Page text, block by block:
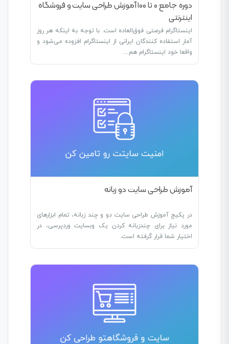
دوره جامع ۰ تا ۱۰۰ آموزش طراحی سایت و فروشگاه
اینترنتی
اینستاگرام فرصتی فوق‌العاده است. با توجه به اینکه هر روز
آمار استفاده کنندگان ایرانی از اینستاگرام افزوده می‌شود و
واقعا خود اینستاگرام هم…
آموزش طراحی سایت دو زبانه
در پکیج آموزش طراحی سایت دو و چند زبانه، تمام ابزارهای
مورد نیاز برای چندزبانه کردن یک وبسایت وردپرسی، در
اختیار شما قرار گرفته است.